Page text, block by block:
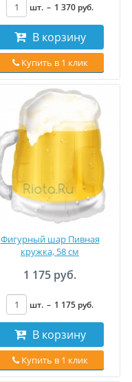
шт. – 1 370 руб.
В корзину
Купить в 1 клик
Фигурный шар Пивная
кружка, 58 см
1 175 руб.
шт. – 1 175 руб.
В корзину
Купить в 1 клик